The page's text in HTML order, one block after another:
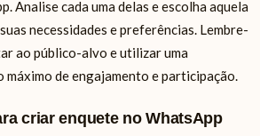
Analise cada uma delas e escolha aquela
necessidades e preferências. Lembre-
ao público-alvo e utilizar uma
máximo de engajamento e participação.
criar enquete no WhatsApp